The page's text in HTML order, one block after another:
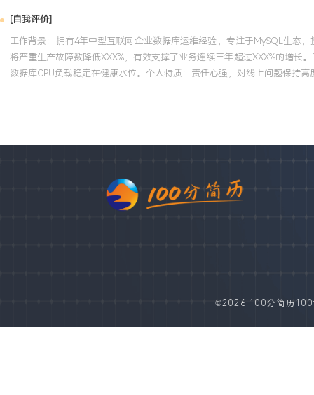
[自我评价]
工作背景：拥有4年中型互联网企业数据库运维经验，专注于MySQL生态
将严重生产故障数降低XXX%，有效支撑了业务连续三年超过XXX%的增
数据库CPU负载稳定在健康水位。个人特质：责任心强，对线上问题保持
©2026 100分简历